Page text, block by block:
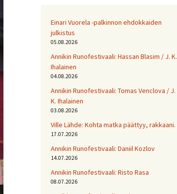
Einari Vuorela -palkinnon ehdokkaiden
julkistus
05.08.2026
Annikin Runofestivaali: Has­san Bla­sim / J. K.
Ihalainen
04.08.2026
Annikin Runofestivaali: Tomas Venclova / J.
K. Ihalainen
03.08.2026
Ville Lähde: Kohta matka päättyy, rakkaani.
17.07.2026
Annikin Runofestivaali: Daniil Kozlov
14.07.2026
Annikin Runofestivaali: Risto Rasa
08.07.2026